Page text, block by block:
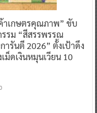
าเกษตรคุณภาพ” ขับ
รม “สีสรรพรรณ
รันตี 2026” ตั้งเป้าดึง
ม็ดเงินหมุนเวียน 10